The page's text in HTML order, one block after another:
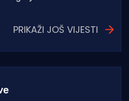
PRIKAŽI JOŠ VIJESTI